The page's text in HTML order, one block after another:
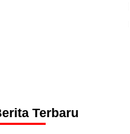
Terbaru